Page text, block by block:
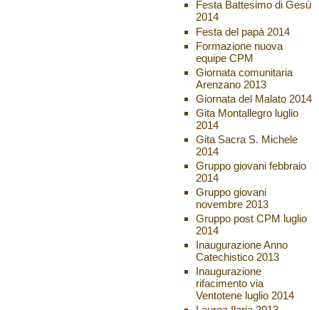
Festa Battesimo di Gesù
2014
Festa del papà 2014
Formazione nuova
equipe CPM
Giornata comunitaria
Arenzano 2013
Giornata del Malato 2014
Gita Montallegro luglio
2014
Gita Sacra S. Michele
2014
Gruppo giovani febbraio
2014
Gruppo giovani
novembre 2013
Gruppo post CPM luglio
2014
Inaugurazione Anno
Catechistico 2013
Inaugurazione
rifacimento via
Ventotene luglio 2014